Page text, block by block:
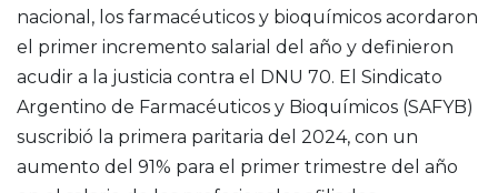
nacional, los farmacéuticos y bioquímicos acordaron
el primer incremento salarial del año y definieron
acudir a la justicia contra el DNU 70. El Sindicato
Argentino de Farmacéuticos y Bioquímicos (SAFYB)
suscribió la primera paritaria del 2024, con un
aumento del 91% para el primer trimestre del año